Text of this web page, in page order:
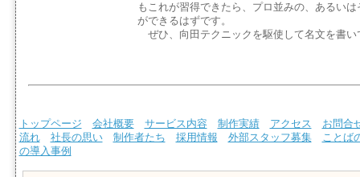
もこれが習得できたら、プロ並みの、あるい
ができるはずです。
ぜひ、向田テクニックを駆使して名文を書い
トップページ 会社概要 サービス内容 制作実績 アクセス
お問合
流れ
社長の思い 制作者たち 採用情報 外部スタッフ募集
ことば
の導入事例